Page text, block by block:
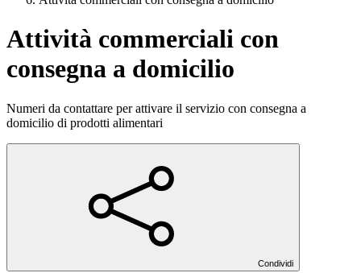
Attività commerciali con
consegna a domicilio
Numeri da contattare per attivare il servizio con consegna a
domicilio di prodotti alimentari
Condividi